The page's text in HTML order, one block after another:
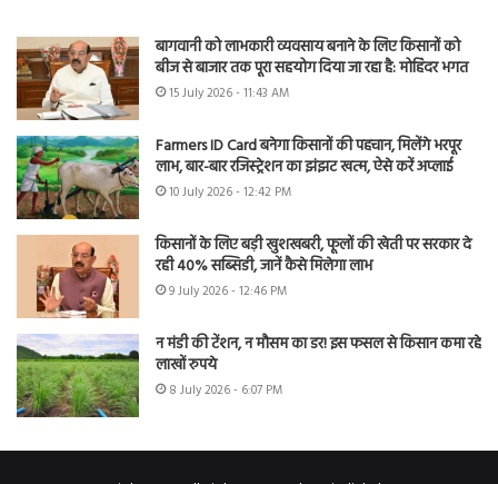
बागवानी को लाभकारी व्यवसाय बनाने के लिए किसानों को
बीज से बाजार तक पूरा सहयोग दिया जा रहा है: मोहिंदर भगत
15 July 2026 - 11:43 AM
Farmers ID Card बनेगा किसानों की पहचान, मिलेंगे भरपूर
लाभ, बार-बार रजिस्ट्रेशन का झंझट खत्म, ऐसे करें अप्लाई
10 July 2026 - 12:42 PM
किसानों के लिए बड़ी खुशखबरी, फूलों की खेती पर सरकार दे
रही 40% सब्सिडी, जानें कैसे मिलेगा लाभ
9 July 2026 - 12:46 PM
न मंडी की टेंशन, न मौसम का डर! इस फसल से किसान कमा रहे
लाखों रुपये
8 July 2026 - 6:07 PM